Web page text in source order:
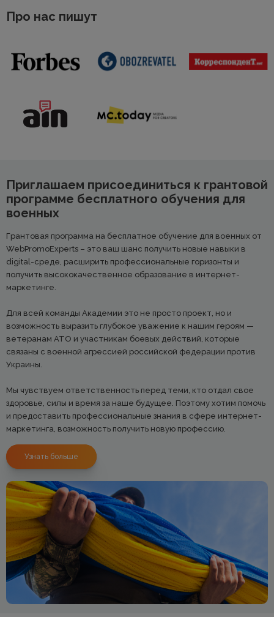
Про нас пишут
Приглашаем присоединиться к грантовой
программе бесплатного обучения для
военных
Грантовая программа на бесплатное обучение для военных от
WebPromoExperts – это ваш шанс получить новые навыки в
digital-среде, расширить профессиональные горизонты и
получить высококачественное образование в интернет-
маркетинге.
Для всей команды Академии это не просто проект, но и
возможность выразить глубокое уважение к нашим героям —
ветеранам АТО и участникам боевых действий, которые
связаны с военной агрессией российской федерации против
Украины.
Мы чувствуем ответственность перед теми, кто отдал свое
здоровье, силы и время за наше будущее. Поэтому хотим помочь
и предоставить профессиональные знания в сфере интернет-
маркетинга, возможность получить новую профессию.
Узнать больше